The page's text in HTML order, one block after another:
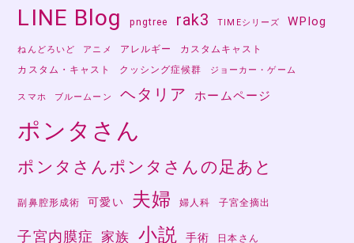
LINE Blog pngtree rak3 TIMEシリーズ WPlog
ねんどろいど アニメ アレルギー
カスタムキャスト
カスタム・キャスト
クッシング症候群 ジョーカー・ゲーム
スマホ ブルームーン ヘタリア ホームページ
ポンタさん
ポンタさんポンタさんの足あと
副鼻腔形成術 可愛い 夫婦 婦人科 子宮全摘出
子宮内膜症 家族 小説 手術 日本さん